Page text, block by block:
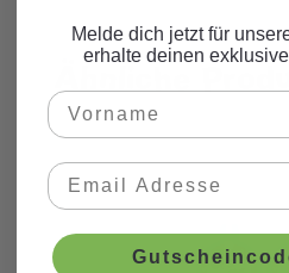
Produktgalerie
Ähnliche
Melde dich jetzt für
erhalte deinen